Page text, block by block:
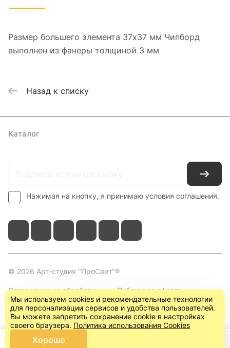
Размер большего элемента 37х37 мм Чипборд
выполнен из фанеры толщиной 3 мм
Назад к списку
Каталог
Нажимая на кнопку, я принимаю условия соглашения.
© 2026 Арт-студия "ПроСвет"®
Соглашение на обработку
персональных данных
Публичная оферта
(пользовательское
соглашение)
Мы используем cookies и рекомендательные технологии
для персонализации сервисов и удобства пользователей.
Вы можете запретить сохранение cookie в настройках
своего браузера. Политика использования Cookies
Хорошо